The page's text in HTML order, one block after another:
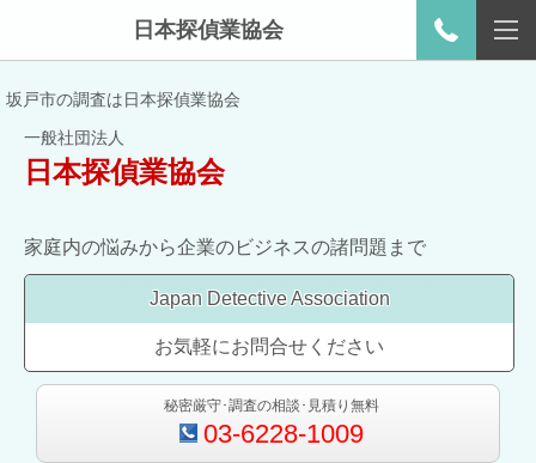
日本探偵業協会
坂戸市の調査は日本探偵業協会
一般社団法人
日本探偵業協会
家庭内の悩みから企業のビジネスの諸問題まで
Japan Detective Association
お気軽にお問合せください
秘密厳守･調査の相談･見積り無料
03-6228-1009